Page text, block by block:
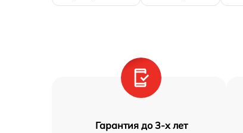
Гарантия до 3-х лет